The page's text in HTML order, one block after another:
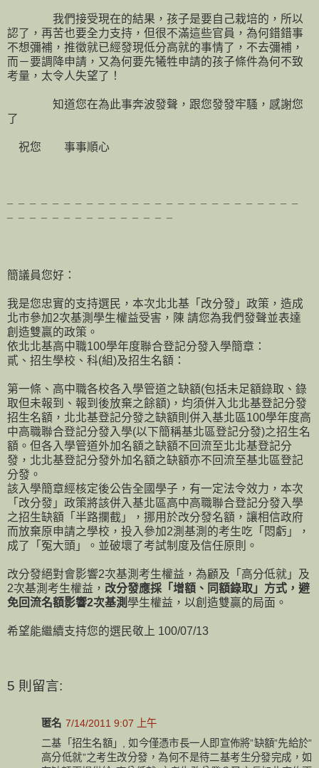
我們接受現在的結果，孩子是要自己栽培的，所以
認了，再苦也要全力支持，但很不滿這些官員，為何錯錯事
不想彌補，推徵就已經發現低分高就的事情了，不去彌補，
而－要調降申請，又為何要先犧牲申請的孩子條件為何不致
考量，太令人失望了！
知道您在為此事奔波發聲，跟您發發牢騷，感謝您
了
祝您 事事順心
╴╴╴╴╴╴╴╴╴╴╴╴╴╴╴╴╴╴╴╴╴╴╴╴╴╴
╴╴╴╴╴╴╴╴╴╴╴╴╴╴╴
簡議員您好：
我是您忠實的支持選民，本次北北基「改分發」政策，造成
北市參加2次基測學生權益受害，陳 請您為我們發聲並表達
創造雙贏的政策。
依北北基高中職100學年度聯合登記分發入學簡章：
貳、招生學校、科(組)及招生名額：
第一條、高中職各校各入學管道之缺額(包括未足額錄取、錄
取但未報到、報到後放棄之餘額)，均須併入北北基登記分發
招生名額，北北基登記分發之缺額則併入基北區100學年度高
中高職聯合登記分發入學(以下簡稱基北區登記分發)之招生名
額。但各入學管道外加名額之缺額不回流至北北基登記分
發，北北基登記分發外加名額之缺額亦不回流至基北區登記
分發。
該入學簡章經核定後公告全國學子，有一定法令效力，本次
「改分發」政策將該併入基北區高中高職聯合登記分發入學
之招生缺額「半路攔截」，挪用於改分發名額，讓相信政府
而放棄原申請之學校，投入參加2測基測的考生吃「悶虧」，
成了「冤大頭」。並破壞了考試制度及信任原則。
改分發絕對會影響2次基測考生權益，為顧及「高分低就」及
2次基測考生權益， 改分發應採「增額、同額錄取」方式，避
免回流名額影響2次基測學生權益，以創造雙贏的局面。
希望能繼續支持您的選民敬上 100/07/13
5 則留言:
匿名 7/14/2011 9:07 上午
二基「招生名額」, 如今僅憑市長一人即宣佈將”缺額”先給於”
高分低就”之考生改分​發，為何不是待二基考生分發完成，如